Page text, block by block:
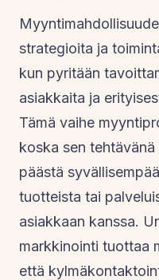
strategioita ja
kun pyritään
asiakkaita ja
Tämä vaihe
koska sen
päästä
tuotteista tai
asiakkaan kanssa.
markkinointi tuottaa
että